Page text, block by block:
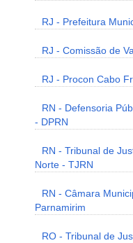
RJ - Prefeitura
RJ - Comissão de
RJ - Procon Cabo
RN - Defensoria
- DPRN
RN - Tribunal de
Norte - TJRN
RN - Câmara
Parnamirim
RO - Tribunal de